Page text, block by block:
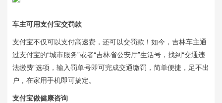
车主可用支付宝交罚款
支付宝不仅可以支付高速费，还可以交罚款！如今，吉林车主通
过支付宝的“城市服务”或者“吉林省公安厅”生活号，找到“交通违
法缴费”选项，输入罚单号即可完成交通缴罚，简单便捷，足不出
户，在家用手机即可搞定。
支付宝做健康咨询